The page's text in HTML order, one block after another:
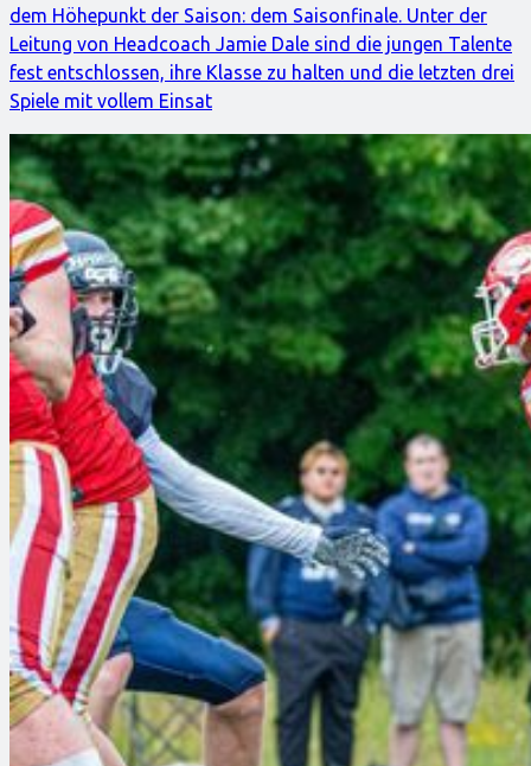
dem Höhepunkt der Saison: dem Saisonfinale. Unter der
Leitung von Headcoach Jamie Dale sind die jungen Talente
fest entschlossen, ihre Klasse zu halten und die letzten drei
Spiele mit vollem Einsat